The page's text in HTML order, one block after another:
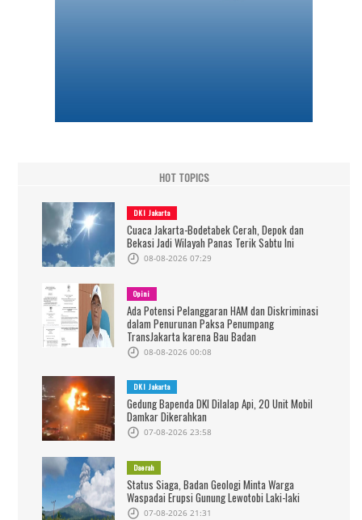
HOT TOPICS
DKI Jakarta
Cuaca Jakarta-Bodetabek Cerah, Depok dan
Bekasi Jadi Wilayah Panas Terik Sabtu Ini
08-08-2026 07:29
Opini
Ada Potensi Pelanggaran HAM dan Diskriminasi
dalam Penurunan Paksa Penumpang
TransJakarta karena Bau Badan
08-08-2026 00:08
DKI Jakarta
Gedung Bapenda DKI Dilalap Api, 20 Unit Mobil
Damkar Dikerahkan
07-08-2026 23:58
Daerah
Status Siaga, Badan Geologi Minta Warga
Waspadai Erupsi Gunung Lewotobi Laki-laki
07-08-2026 21:31